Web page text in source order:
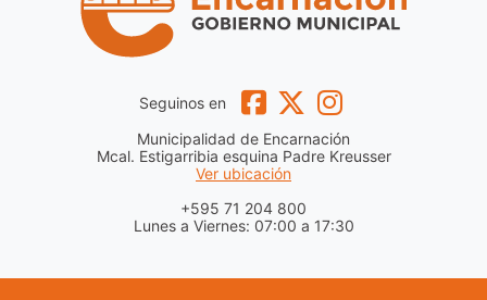
Seguinos en
Municipalidad de Encarnación
Mcal. Estigarribia esquina Padre Kreusser
Ver ubicación
+595 71 204 800
Lunes a Viernes: 07:00 a 17:30